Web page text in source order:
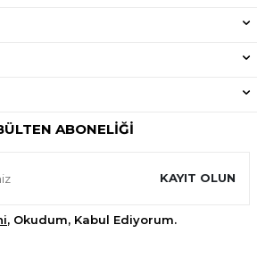
ABONELIĞI
KAYIT OLUN
, Okudum, Kabul Ediyorum.